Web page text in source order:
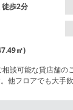
徒歩2分
㎡)
談可能な貸店舗
他フロアでも大手